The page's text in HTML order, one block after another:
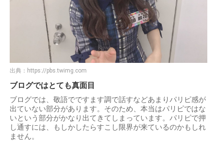
出典： https://pbs.twimg.com
ブログではとても真面目
ブログでは、敬語でですます調で話すなどあまりパリピ感が
出ていない部分があります。そのため、本当はパリピではな
いという部分がかなり出てきてしまっています。パリピで押
し通すには、もしかしたらすこし限界が来ているのかもしれ
ません。